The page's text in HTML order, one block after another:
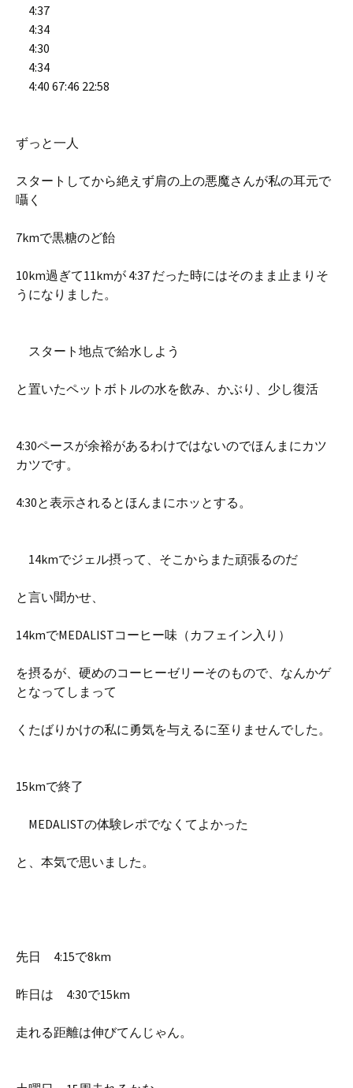
4:37
4:34
4:30
4:34
4:40 67:46 22:58
ずっと一人
スタートしてから絶えず肩の上の悪魔さんが私の耳元で
囁く
7kmで黒糖のど飴
10km過ぎて11kmが 4:37 だった時にはそのまま止まりそ
うになりました。
スタート地点で給水しよう
と置いたペットボトルの水を飲み、かぶり、少し復活
4:30ペースが余裕があるわけではないのでほんまにカツ
カツです。
4:30と表示されるとほんまにホッとする。
14kmでジェル摂って、そこからまた頑張るのだ
と言い聞かせ、
14kmでMEDALISTコーヒー味（カフェイン入り）
を摂るが、硬めのコーヒーゼリーそのもので、なんかゲ
となってしまって
くたばりかけの私に勇気を与えるに至りませんでした。
15kmで終了
MEDALISTの体験レポでなくてよかった
と、本気で思いました。
先日 4:15で8km
昨日は 4:30で15km
走れる距離は伸びてんじゃん。